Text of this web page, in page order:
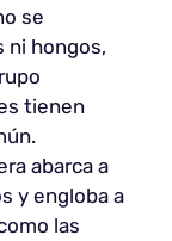
se
ni hongos,
tienen
abarca a
y engloba a
las